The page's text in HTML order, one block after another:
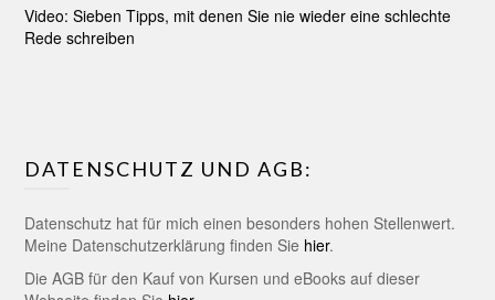
Video: Sieben Tipps, mit denen Sie nie wieder eine schlechte
Rede schreiben
DATENSCHUTZ UND AGB:
Datenschutz hat für mich einen besonders hohen Stellenwert.
Meine Datenschutzerklärung finden Sie hier.
Die AGB für den Kauf von Kursen und eBooks auf dieser